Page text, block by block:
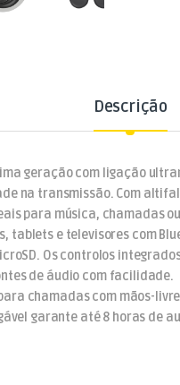
Descrição
geração com ligação
na transmissão. Com
para música, chamadas
tablets e televisores com
Os controlos
de áudio com facilidade.
chamadas com mãos-
garante até 8 horas de